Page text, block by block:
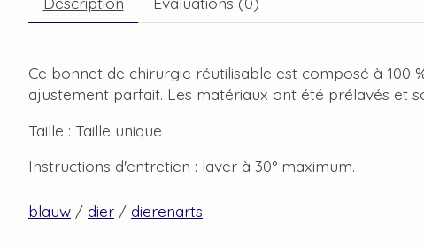
Ce bonnet de chirurgie réutilisable est composé à 100
ajustement parfait. Les matériaux ont été prélavés et
Taille : Taille unique
Instructions d'entretien : laver à 30° maximum.
blauw / dier / dierenarts